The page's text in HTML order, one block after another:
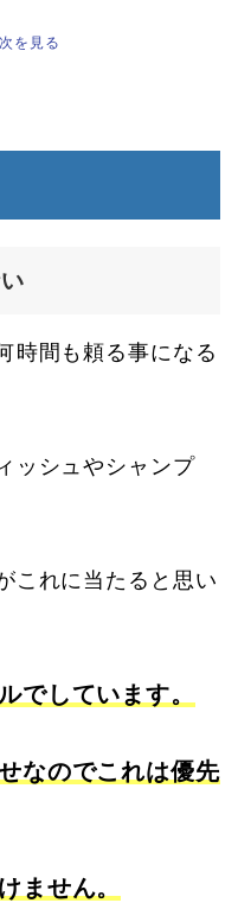
を見る
時間も頼る事になる
ッシュやシャンプ
これに当たると思い
でしています。
なのでこれは優先
ません。